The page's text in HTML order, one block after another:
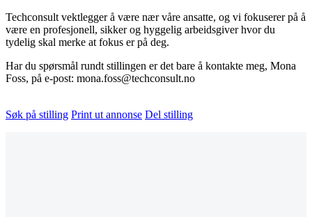
Techconsult vektlegger å være nær våre ansatte, og vi fokuserer på å
være en profesjonell, sikker og hyggelig arbeidsgiver hvor du
tydelig skal merke at fokus er på deg.
Har du spørsmål rundt stillingen er det bare å kontakte meg, Mona
Foss, på e-post: mona.foss@techconsult.no
Søk på stilling Print ut annonse Del stilling